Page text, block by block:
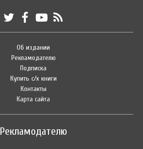
Об издании
Рекламодателю
Подписка
Купить с/х книги
Контакты
Карта сайта
Рекламодателю